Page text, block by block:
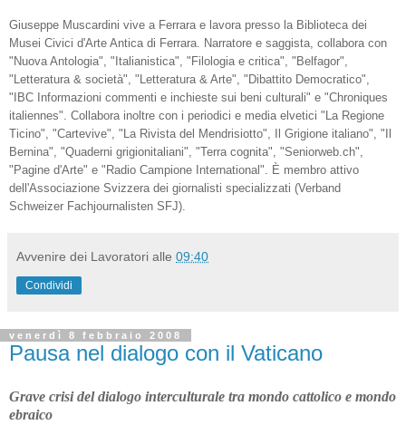
Giuseppe Muscardini vive a Ferrara e lavora presso la Biblioteca dei
Musei Civici d'Arte Antica di Ferrara. Narratore e saggista, collabora con
"Nuova Antologia", "Italianistica", "Filologia e critica", "Belfagor",
"Letteratura & società", "Letteratura & Arte", "Dibattito Democratico",
"IBC Informazioni commenti e inchieste sui beni culturali" e "Chroniques
italiennes". Collabora inoltre con i periodici e media elvetici "La Regione
Ticino", "Cartevive", "La Rivista del Mendrisiotto", Il Grigione italiano", "Il
Bernina", "Quaderni grigionitaliani", "Terra cognita", "Seniorweb.ch",
"Pagine d'Arte" e "Radio Campione International". È membro attivo
dell'Associazione Svizzera dei giornalisti specializzati (Verband
Schweizer Fachjournalisten SFJ).
Avvenire dei Lavoratori alle 09:40
Condividi
venerdì 8 febbraio 2008
Pausa nel dialogo con il Vaticano
Grave crisi del dialogo interculturale tra mondo cattolico e mondo
ebraico